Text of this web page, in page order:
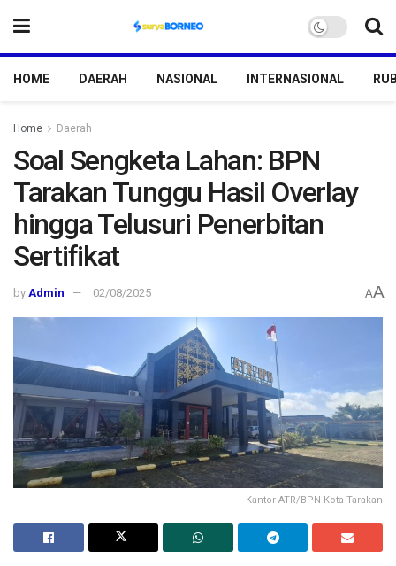
HOME DAERAH NASIONAL INTERNASIONAL
Home Daerah
Soal Sengketa Lahan: BPN
Tarakan Tunggu Hasil Overlay
hingga Telusuri Penerbitan
Sertifikat
by Admin 02/08/2025 AA
Kantor ATR/BPN Kota Tarakan